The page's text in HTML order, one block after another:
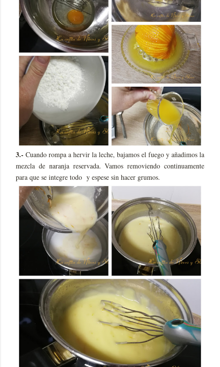
3.- Cuando rompa a hervir la leche, bajamos el fuego y añadimos la
mezcla de naranja reservada. Vamos removiendo continuamente
para que se integre todo y espese sin hacer grumos.